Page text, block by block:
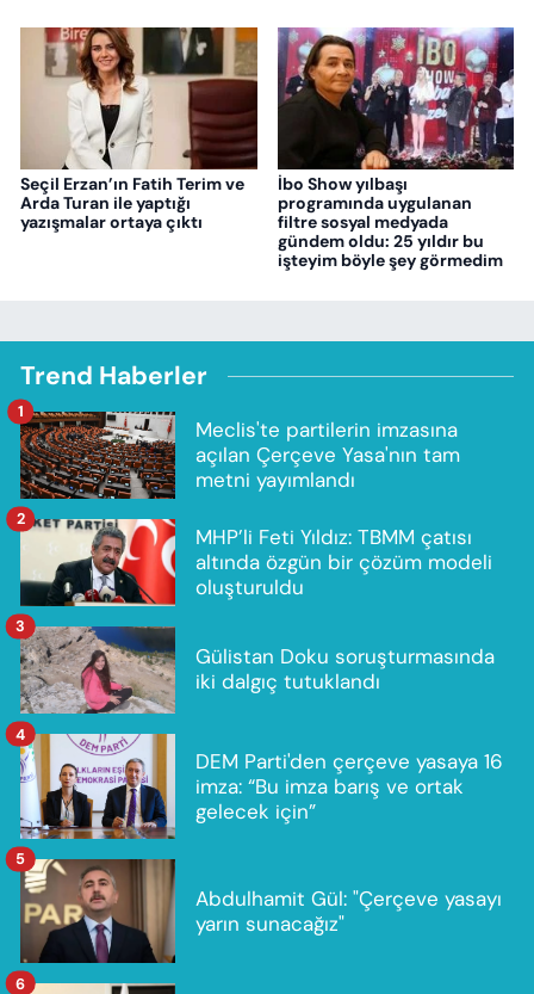
Seçil Erzan’ın Fatih Terim ve
Arda Turan ile yaptığı
yazışmalar ortaya çıktı
İbo Show yılbaşı
programında uygulanan
filtre sosyal medyada
gündem oldu: 25 yıldır bu
işteyim böyle şey görmedim
Trend Haberler
Meclis'te partilerin imzasına
açılan Çerçeve Yasa'nın tam
metni yayımlandı
1
MHP’li Feti Yıldız: TBMM çatısı
altında özgün bir çözüm modeli
oluşturuldu
2
Gülistan Doku soruşturmasında
iki dalgıç tutuklandı
3
DEM Parti'den çerçeve yasaya 16
imza: “Bu imza barış ve ortak
gelecek için”
4
Abdulhamit Gül: "Çerçeve yasayı
yarın sunacağız"
5
6